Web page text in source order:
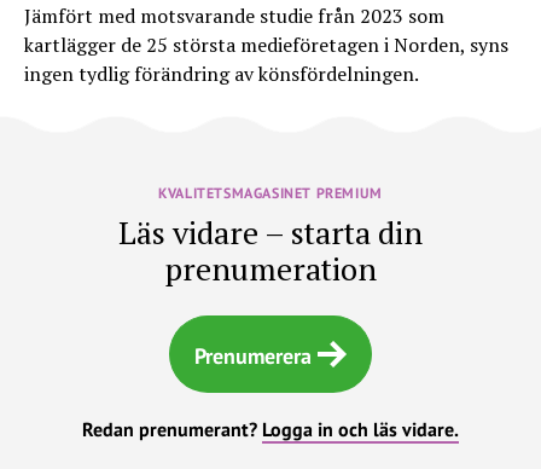
Jämfört med motsvarande studie från 2023 som
kartlägger de 25 största medieföretagen i Norden, syns
ingen tydlig förändring av könsfördelningen.
KVALITETSMAGASINET PREMIUM
Läs vidare – starta din
prenumeration
Prenumerera
Redan prenumerant? Logga in och läs vidare.